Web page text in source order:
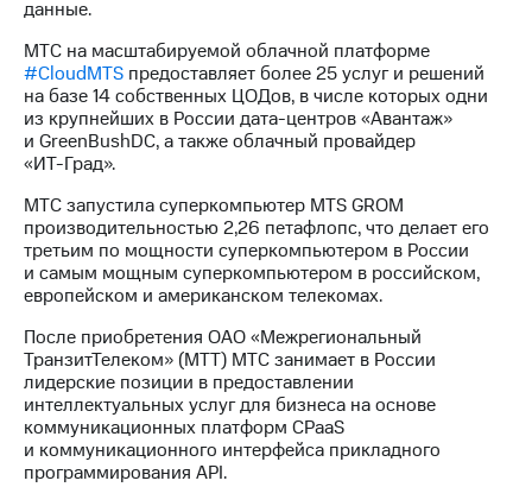
данные.
МТС на масштабируемой облачной платформе
#CloudМТS предоставляет более 25 услуг и решений
на базе 14 собственных ЦОДов, в числе которых одни
из крупнейших в России дата-центров«Авантаж»
и GreenBushDC, а также облачный провайдер
«ИТ-Град».
МТС запустила суперкомпьютер MTS GROM
производительностью 2,26 петафлопс, что делает его
третьим по мощности суперкомпьютером в России
и самым мощным суперкомпьютером в российском,
европейском и американском телекомах.
После приобретения ОАО «Межрегиональный
ТранзитТелеком» (МТТ) МТС занимает в России
лидерские позиции в предоставлении
интеллектуальных услуг для бизнеса на основе
коммуникационных платформ CPaaS
и коммуникационного интерфейса прикладного
программирования API.